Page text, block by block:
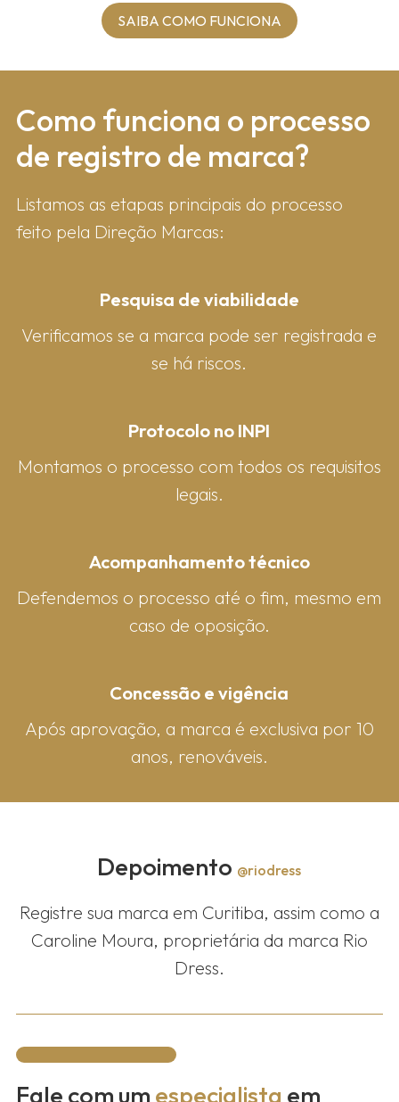
SAIBA COMO FUNCIONA
Como fun​ciona o processo
de registro de marca?
Listamos as etapas principais do processo
feito pela Direção Marcas:
Pesquisa de viabilidade
Verificamos se a marca pode ser registrada e
se há riscos.
Protocolo no INPI
Montamos o processo com todos os requisitos
legais.
Acompanhamento técnico
Defendemos o processo até o fim, mesmo em
caso de oposição.
Concessão e vigência
Após aprovação, a marca é exclusiva por 10
anos, renováveis.
Depoimento @riodress
Registre sua marca em Curitiba, assim como a
Caroline Moura, proprietária da marca Rio
Dress.
Fale com um especialista em